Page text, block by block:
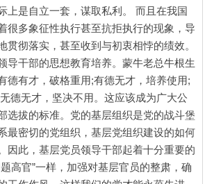
上是自立一套，谋取私利。 而且在我国
很多象征性执行甚至抗拒执行的现象，导
贯彻落实，甚至收到与初衷相悖的绩效。
干部的思想教育培养。蒙牛老总牛根生
德有才，破格重用;有德无才，培养使用;
德无才，坚决不用。这应该成为广大公
选拔的标准。党的基层组织是党的战斗堡
最密切的党组织，基层党组织建设的如何
因此，基层党员领导干部起着十分重要的
高官”一样，加强对基层官员的整肃，确